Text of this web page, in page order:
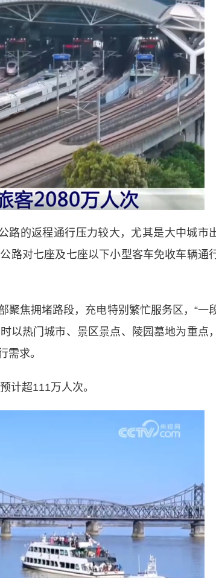
的返程通行压力较大，尤其是大中城市
路对七座及七座以下小型客车免收车辆通
焦拥堵路段，充电特别繁忙服务区，“一
以热门城市、景区景点、陵园墓地为重点
需求。
计超111万人次。